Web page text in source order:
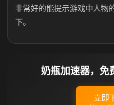
非常好的能提示游戏中人物
下。
奶瓶加速器，免
立即